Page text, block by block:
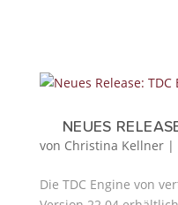
NEUES
von Christina Kellner|
Die TDC Engine von